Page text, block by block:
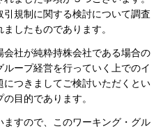
規制に関する検討について調査
したものであります。
社が純粋持株会社である場合の
ープ経営を行っていく上でのイ
つきましてご検討いただくとい
目的であります。
すので、このワーキング・グル